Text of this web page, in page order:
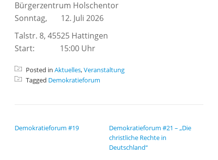
Bürgerzentrum Holschentor
Sonntag, 12. Juli 2026
Talstr. 8, 45525 Hattingen
Start: 15:00 Uhr
Posted in Aktuelles,Veranstaltung
Tagged Demokratieforum
Demokratieforum #19
Demokratieforum #21 – „Die
christliche Rechte in
Deutschland“